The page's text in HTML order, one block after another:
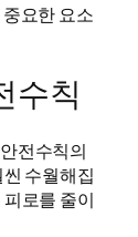
요한 요소
수칙
전수칙의
수월해집
로를 줄이